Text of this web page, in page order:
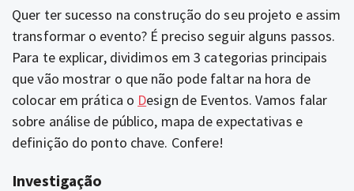
Quer ter sucesso na construção do seu projeto e assim
transformar o evento? É preciso seguir alguns passos.
Para te explicar, dividimos em 3 categorias principais
que vão mostrar o que não pode faltar na hora de
colocar em prática o Design de Eventos. Vamos falar
sobre análise de público, mapa de expectativas e
definição do ponto chave. Confere!
Investigação